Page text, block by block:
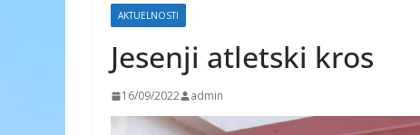
AKTUELNOSTI
Jesenji atletski kros
16/09/2022 admin